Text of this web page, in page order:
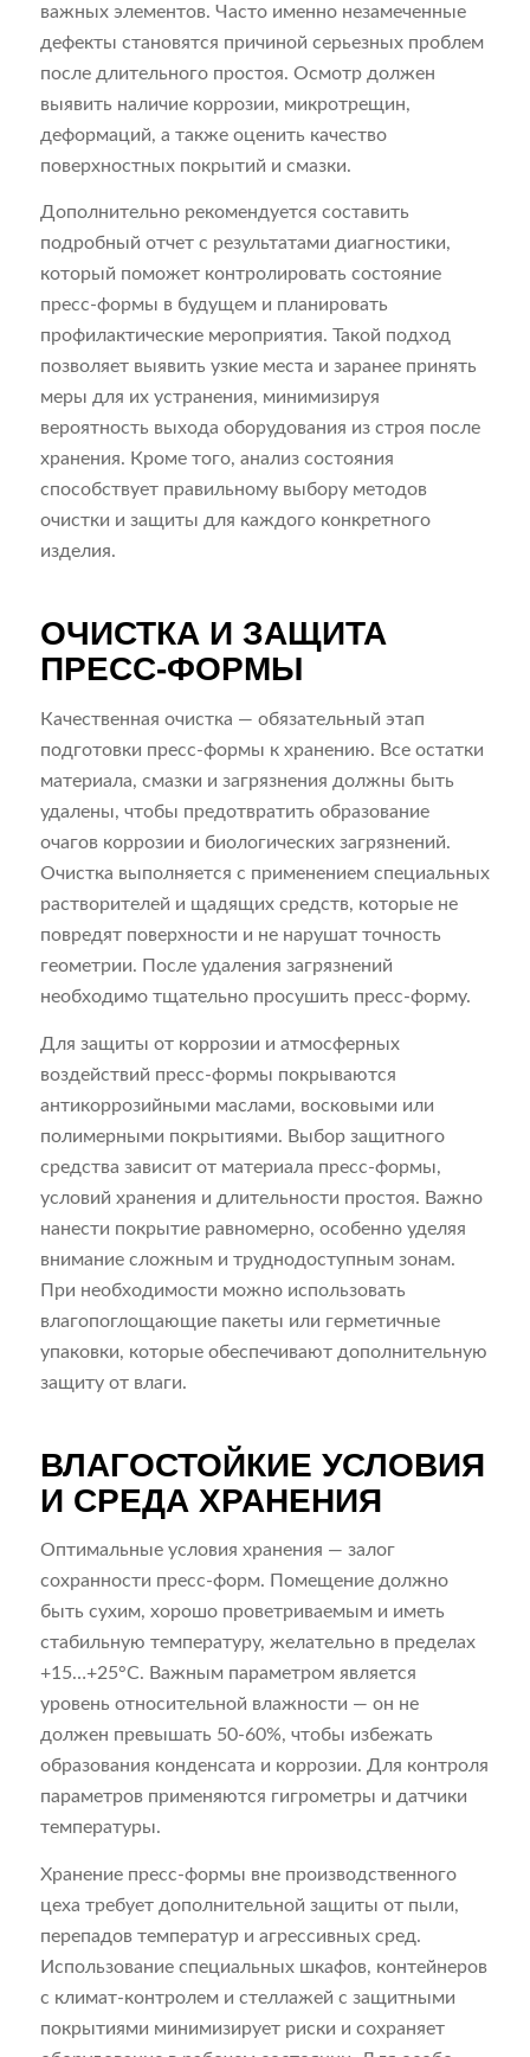
важных элементов. Часто именно незамеченные
дефекты становятся причиной серьезных проблем
после длительного простоя. Осмотр должен
выявить наличие коррозии, микротрещин,
деформаций, а также оценить качество
поверхностных покрытий и смазки.
Дополнительно рекомендуется составить
подробный отчет с результатами диагностики,
который поможет контролировать состояние
пресс-формы в будущем и планировать
профилактические мероприятия. Такой подход
позволяет выявить узкие места и заранее принять
меры для их устранения, минимизируя
вероятность выхода оборудования из строя после
хранения. Кроме того, анализ состояния
способствует правильному выбору методов
очистки и защиты для каждого конкретного
изделия.
ОЧИСТКА И ЗАЩИТА
ПРЕСС-ФОРМЫ
Качественная очистка — обязательный этап
подготовки пресс-формы к хранению. Все остатки
материала, смазки и загрязнения должны быть
удалены, чтобы предотвратить образование
очагов коррозии и биологических загрязнений.
Очистка выполняется с применением специальных
растворителей и щадящих средств, которые не
повредят поверхности и не нарушат точность
геометрии. После удаления загрязнений
необходимо тщательно просушить пресс-форму.
Для защиты от коррозии и атмосферных
воздействий пресс-формы покрываются
антикоррозийными маслами, восковыми или
полимерными покрытиями. Выбор защитного
средства зависит от материала пресс-формы,
условий хранения и длительности простоя. Важно
нанести покрытие равномерно, особенно уделяя
внимание сложным и труднодоступным зонам.
При необходимости можно использовать
влагопоглощающие пакеты или герметичные
упаковки, которые обеспечивают дополнительную
защиту от влаги.
ВЛАГОСТОЙКИЕ УСЛОВИЯ
И СРЕДА ХРАНЕНИЯ
Оптимальные условия хранения — залог
сохранности пресс-форм. Помещение должно
быть сухим, хорошо проветриваемым и иметь
стабильную температуру, желательно в пределах
+15…+25°С. Важным параметром является
уровень относительной влажности — он не
должен превышать 50-60%, чтобы избежать
образования конденсата и коррозии. Для контроля
параметров применяются гигрометры и датчики
температуры.
Хранение пресс-формы вне производственного
цеха требует дополнительной защиты от пыли,
перепадов температур и агрессивных сред.
Использование специальных шкафов, контейнеров
с климат-контролем и стеллажей с защитными
покрытиями минимизирует риски и сохраняет